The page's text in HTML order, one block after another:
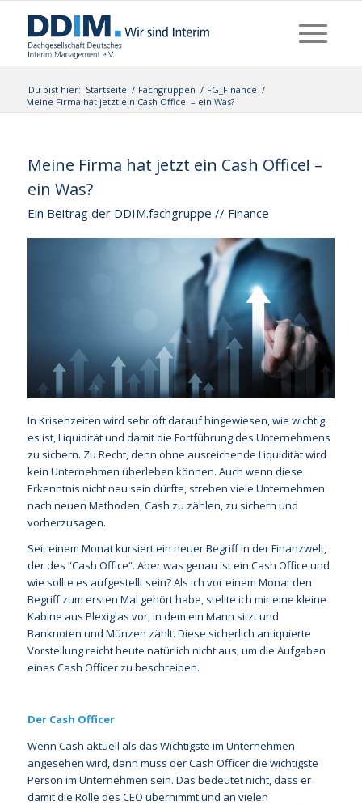
Du bist hier: Startseite / Fachgruppen / FG_Finance /
Meine Firma hat jetzt ein Cash Office! – ein Was?
Meine Firma hat jetzt ein Cash Office! –
ein Was?
Ein Beitrag der DDIM.fachgruppe // Finance
In Krisenzeiten wird sehr oft darauf hingewiesen, wie wichtig
es ist, Liquidität und damit die Fortführung des Unternehmens
zu sichern. Zu Recht, denn ohne ausreichende Liquidität wird
kein Unternehmen überleben können. Auch wenn diese
Erkenntnis nicht neu sein dürfte, streben viele Unternehmen
nach neuen Methoden, Cash zu zählen, zu sichern und
vorherzusagen.
Seit einem Monat kursiert ein neuer Begriff in der Finanzwelt,
der des “Cash Office“. Aber was genau ist ein Cash Office und
wie sollte es aufgestellt sein? Als ich vor einem Monat den
Begriff zum ersten Mal gehört habe, stellte ich mir eine kleine
Kabine aus Plexiglas vor, in dem ein Mann sitzt und
Banknoten und Münzen zählt. Diese sicherlich antiquierte
Vorstellung reicht heute natürlich nicht aus, um die Aufgaben
eines Cash Officer zu beschreiben.
Der Cash Officer
Wenn Cash aktuell als das Wichtigste im Unternehmen
angesehen wird, dann muss der Cash Officer die wichtigste
Person im Unternehmen sein. Das bedeutet nicht, dass er
damit die Rolle des CEO übernimmt und an vielen